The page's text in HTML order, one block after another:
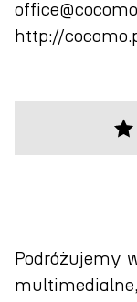
http://
Podróżujemy